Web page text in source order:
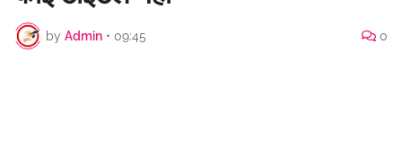
by Admin • 09:45 0